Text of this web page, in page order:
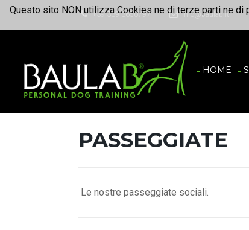
+39 339 3650797 info@baulab.it
HOME
PASSEGGIATE
Le nostre passeggiate sociali.
Questo sito NON utilizza Cookies ne di terze parti ne